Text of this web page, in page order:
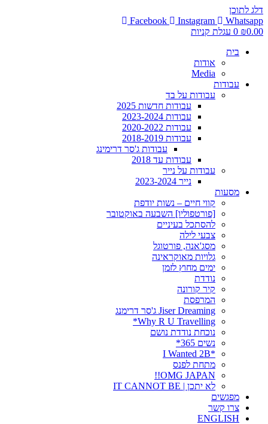
דלג לתוכן
Facebook
Instagram
Whatsapp
₪0.00
0 עגלת קניות
בית
אודות
Media
עבודות
עבודות על בד
עבודות חדשות 2025
עבודות 2023-2024
עבודות 2020-2022
עבודות 2018-2019
עבודות ג'סר דרימינג
עבודות עד 2018
עבודות על נייר
נייר 2023-2024
מסעות
קווי חיים – נשות יודפת
[פורטפוליו] השבעה באוקטובר
להסתכל בעיניים
צבעי לילה
מסג'אנה, פורטוגל
גלויות מאוקראינה
ימים מחוץ לזמן
נודדת
קיר קורונה
המרפסת
Jiser Dreaming ג'סר דרימנג
Why R U Travelling*
נוכחת נודדת נושם
נשים 365*
*I Wanted 2B
מתחת לפנס
OMG JAPAN!!
לא יתכן | IT CANNOT BE
מפגשים
צרו קשר
ENGLISH